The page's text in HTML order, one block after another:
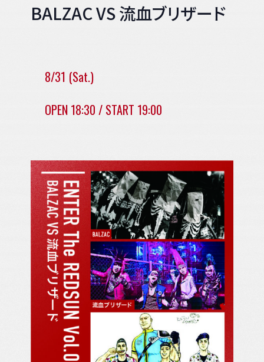
BALZAC VS 流血ブリザード
8/31 (Sat.)
OPEN 18:30 / START 19:00